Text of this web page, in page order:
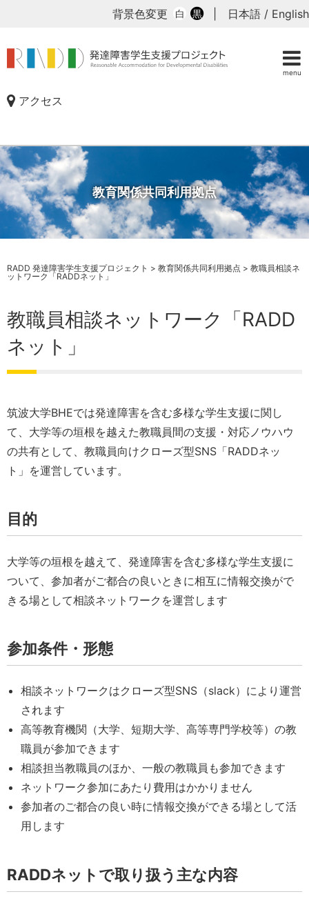
menu
背景色変更 白 黒 日本語 / English
アクセス
教育関係共同利用拠点
RADD 発達障害学生支援プロジェクト > 教育関係共同利用拠点 > 教職員相談ネ
ットワーク「RADDネット」
教職員相談ネットワーク「RADD
ネット」
筑波大学BHEでは発達障害を含む多様な学生支援に関し
て、大学等の垣根を越えた教職員間の支援・対応ノウハウ
の共有として、教職員向けクローズ型SNS「RADDネッ
ト」を運営しています。
目的
大学等の垣根を越えて、発達障害を含む多様な学生支援に
ついて、参加者がご都合の良いときに相互に情報交換がで
きる場として相談ネットワークを運営します
参加条件・形態
相談ネットワークはクローズ型SNS（slack）により運営
されます
高等教育機関（大学、短期大学、高等専門学校等）の教
職員が参加できます
相談担当教職員のほか、一般の教職員も参加できます
ネットワーク参加にあたり費用はかかりません
参加者のご都合の良い時に情報交換ができる場として活
用します
RADDネットで取り扱う主な内容